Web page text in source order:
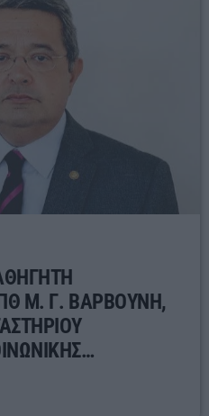
Μ. Γ. ΒΑΡΒΟΥΝΗ,
ΤΟΝ ΣΥΓΧΡΟΝΟ